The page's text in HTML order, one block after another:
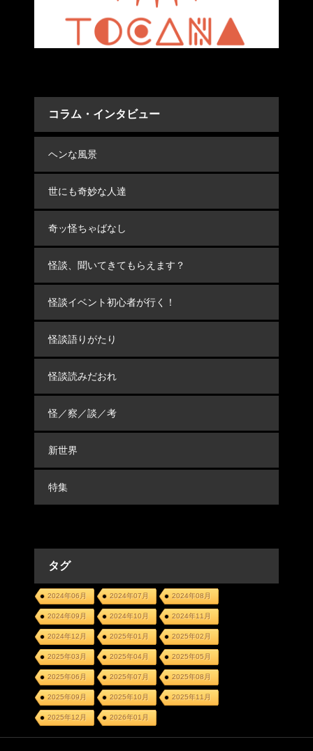
コラム・インタビュー
ヘンな風景
世にも奇妙な人達
奇ッ怪ちゃばなし
怪談、聞いてきてもらえます？
怪談イベント初心者が行く！
怪談語りがたり
怪談読みだおれ
怪／察／談／考
新世界
特集
タグ
2024年06月 2024年07月 2024年08月
2024年09月 2024年10月 2024年11月
2024年12月 2025年01月 2025年02月
2025年03月 2025年04月 2025年05月
2025年06月 2025年07月 2025年08月
2025年09月 2025年10月 2025年11月
2025年12月 2026年01月